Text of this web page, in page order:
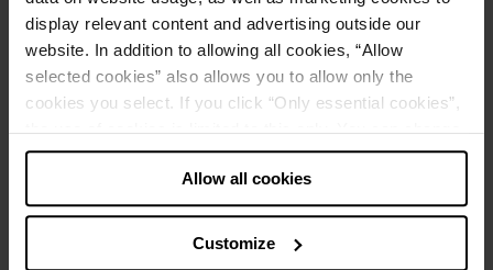
display relevant content and advertising outside our
website. In addition to allowing all cookies, “Allow
selected cookies” also allows you to allow only the
cookies you select. If you click “Only essential cookies”,
the use of cookies is limited to this only. You can change
your decision at any time via “Cookie settings” in the
Note about the processing of your data collected on
Allow all cookies
Customize
Stefan Lemke
Technical Service Engineer, Lucanet
Tabla de contenido
En esta sesión técnica avanzada, descubrirás los factores clave que
marcan la diferencia entre una migración a la nube fluida y